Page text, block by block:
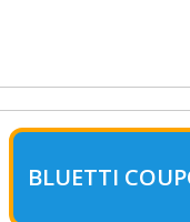
BLUETTI